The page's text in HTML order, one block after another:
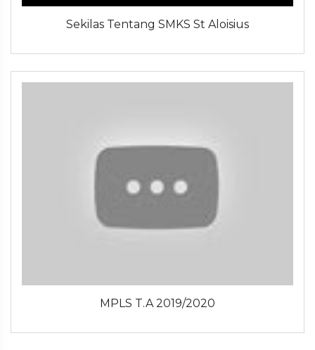
Sekilas Tentang SMKS St Aloisius
MPLS T.A 2019/2020